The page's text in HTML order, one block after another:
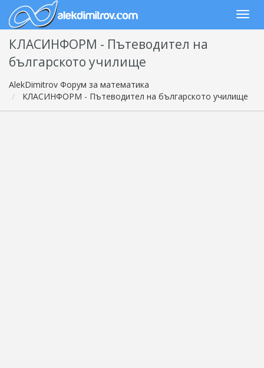
КЛАСИНФОРМ - Пътеводител на
българското училище
AlekDimitrov Форум за математика
КЛАСИНФОРМ - Пътеводител на българското училище